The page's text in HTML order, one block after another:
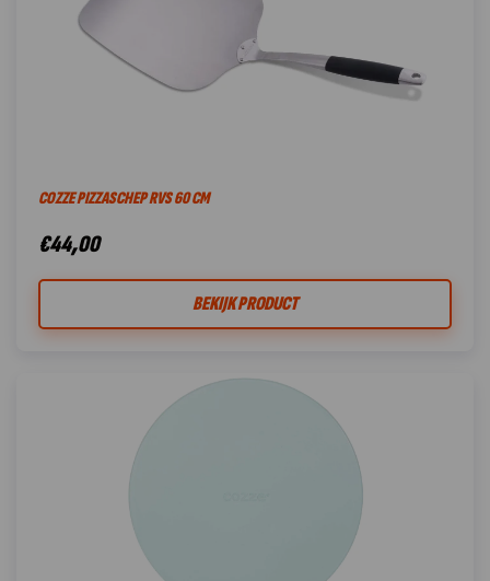
COZZE PIZZASCHEP RVS 60 CM
€44,00
BEKIJK PRODUCT